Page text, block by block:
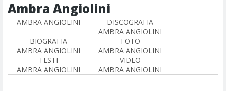
Ambra Angiolini
AMBRA ANGIOLINI
DISCOGRAFIA
AMBRA ANGIOLINI
BIOGRAFIA
AMBRA ANGIOLINI
FOTO
AMBRA ANGIOLINI
TESTI
AMBRA ANGIOLINI
VIDEO
AMBRA ANGIOLINI